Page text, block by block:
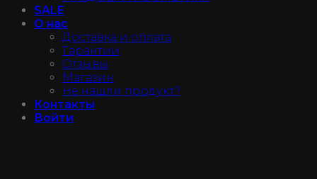
SALE
О нас
Доставка и оплата
Гарантии
Отзывы
Магазин
Не нашли продукт?
Контакты
Войти